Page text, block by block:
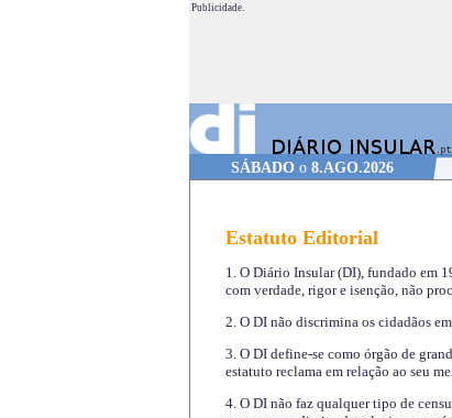
Publicidade.
SÁBADO o 8.AGO.2026
Estatuto Editorial
1. O Diário Insular (DI), fundado em
com verdade, rigor e isenção, não
2. O DI não discrimina os cidadãos
3. O DI define-se como órgão de
estatuto reclama em relação ao seu
4. O DI não faz qualquer tipo de